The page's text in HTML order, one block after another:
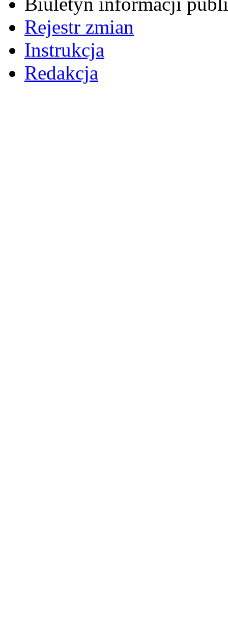
Rejestr zmian
Instrukcja
Redakcja